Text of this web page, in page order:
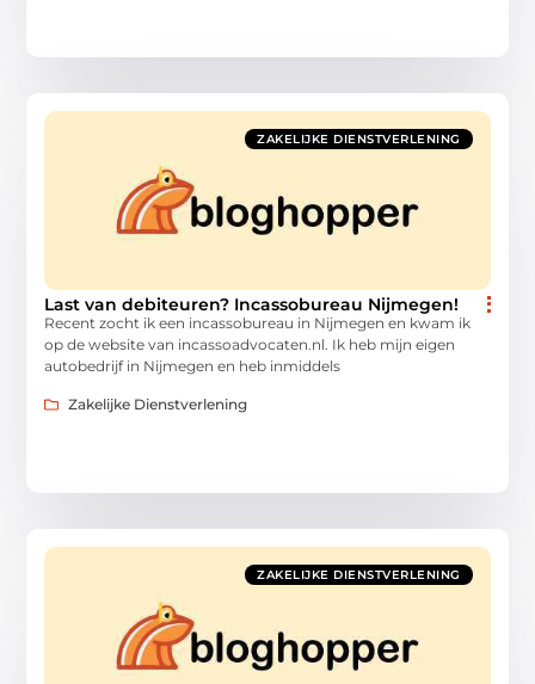
ZAKELIJKE DIENSTVERLENING
Last van debiteuren? Incassobureau Nijmegen!
Recent zocht ik een incassobureau in Nijmegen en kwam ik
op de website van incassoadvocaten.nl. Ik heb mijn eigen
autobedrijf in Nijmegen en heb inmiddels
Zakelijke Dienstverlening
ZAKELIJKE DIENSTVERLENING